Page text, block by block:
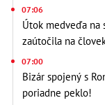
07:06
Útok medveďa na
zaútočila na
07:00
Bizár spojený s
poriadne peklo!